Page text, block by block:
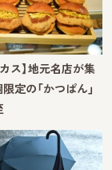
ス】地元名店が集
定の「かつぱん」